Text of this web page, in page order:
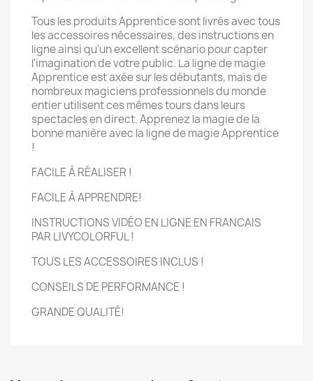
Tous les produits Apprentice sont livrés avec tous
les accessoires nécessaires, des instructions en
ligne ainsi qu'un excellent scénario pour capter
l'imagination de votre public. La ligne de magie
Apprentice est axée sur les débutants, mais de
nombreux magiciens professionnels du monde
entier utilisent ces mêmes tours dans leurs
spectacles en direct. Apprenez la magie de la
bonne manière avec la ligne de magie Apprentice
!
FACILE À RÉALISER !
FACILE À APPRENDRE!
INSTRUCTIONS VIDÉO EN LIGNE EN FRANCAIS
PAR LIVYCOLORFUL !
TOUS LES ACCESSOIRES INCLUS !
CONSEILS DE PERFORMANCE !
GRANDE QUALITÉ!